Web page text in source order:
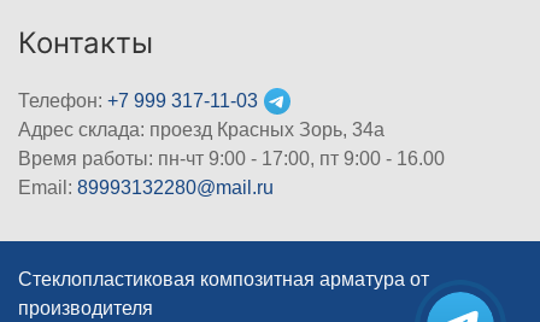
Контакты
Телефон: +7 999 317-11-03
Адрес склада: проезд Красных Зорь, 34а
Время работы: пн-чт 9:00 - 17:00, пт 9:00 - 16.00
Email: 89993132280@mail.ru
Стеклопластиковая композитная арматура от
производителя